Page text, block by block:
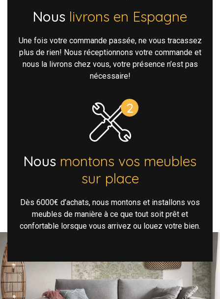
Nous livrons en Espagne
Une fois votre commande passée, ne vous tracassez
plus de rien! Nous réceptionnons votre commande et
nous la livrons chez vous, votre présence n’est pas
nécessaire!
Nous montons vos meubles
sur place
Dès 6000€ d’achats, nous montons et installons vos
meubles de manière à ce que tout soit prêt et
confortable lorsque vous arrivez ou louez votre bien.